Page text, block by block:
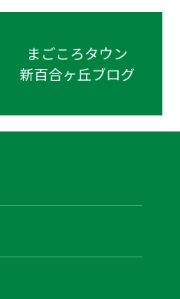
まごころタウン
新百合ヶ丘ブログ